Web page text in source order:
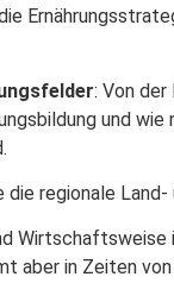
: Von
und
die regionale
aber in Zeiten